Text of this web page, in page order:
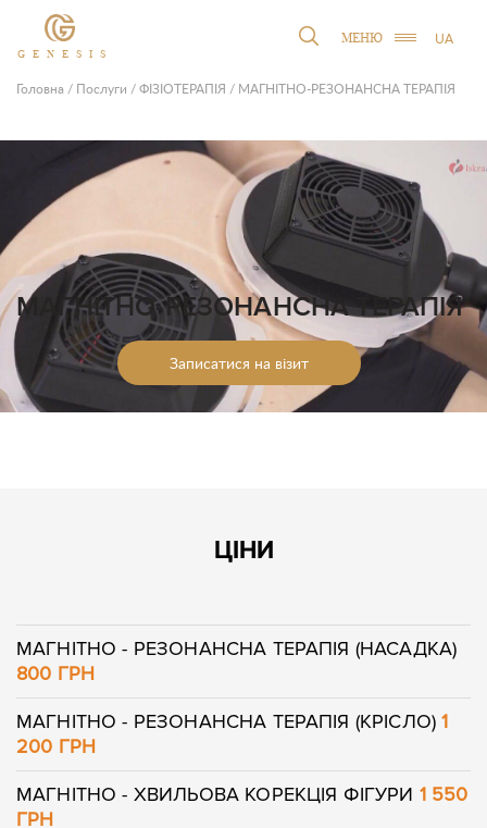
GENESIS
МЕНЮ UA
Головна / Послуги /ФІЗІОТЕРАПІЯ / МАГНІТНО-РЕЗОНАНСНА ТЕРАПІЯ
МАГНІТНО-РЕЗОНАНСНА ТЕРАПІЯ
Записатися на візит
ЦІНИ
МАГНІТНО - РЕЗОНАНСНА ТЕРАПІЯ (НАСАДКА)
800 ГРН
МАГНІТНО - РЕЗОНАНСНА ТЕРАПІЯ (КРІСЛО)1
200 ГРН
МАГНІТНО - ХВИЛЬОВА КОРЕКЦІЯ ФІГУРИ 1 550
ГРН